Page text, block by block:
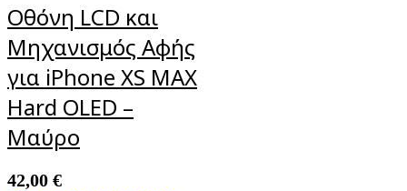
Οθόνη LCD και
Μηχανισμός Αφής
για iPhone XS MAX
Hard OLED –
Μαύρο
42,00 €